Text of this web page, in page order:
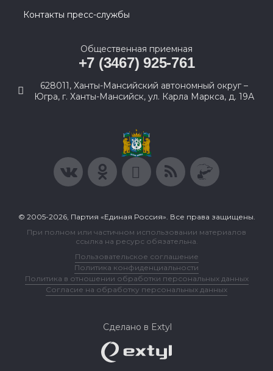
Контакты пресс-службы
Общественная приемная
+7 (3467) 925-761
628011, Ханты-Мансийский автономный округ –
Югра, г. Ханты-Мансийск, ул. Карла Маркса, д. 19А
© 2005-2026, Партия «Единая Россия». Все права защищены.
При полном или частичном использовании материалов
ссылка на ресурс обязательна.
Пользовательское соглашение
Политика конфиденциальности
Политика в отношении обработки персональных данных
Согласие на обработку персональных данных
Сделано в Extyl